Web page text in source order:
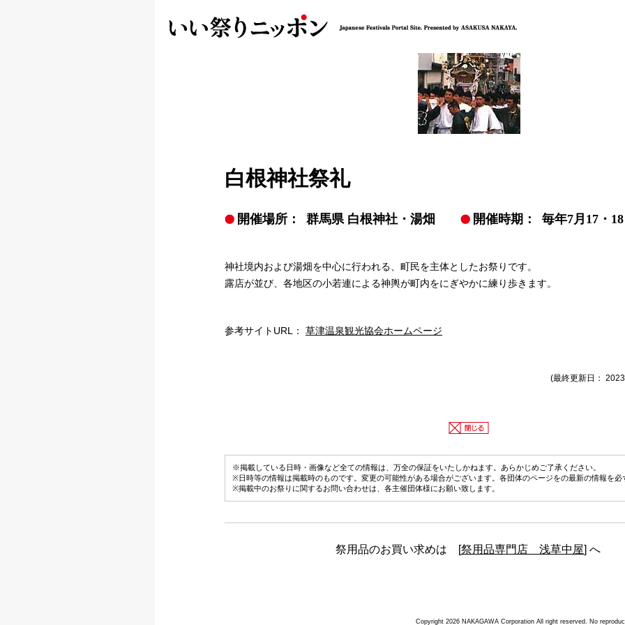
白根神社祭礼
開催場所： 群馬県 白根神社・湯畑 開催時期： 毎年7月17・
神社境内および湯畑を中心に行われる、町民を主体としたお祭りです。
露店が並び、各地区の小若連による神輿が町内をにぎやかに練り歩きます。
参考サイトURL： 草津温泉観光協会ホームページ
(最終更新日：
※掲載している日時・画像など全ての情報は、万全の保証をいたしかねます。あらかじめご了承ください。
※日時等の情報は掲載時のものです。変更の可能性がある場合がございます。各団体のページをの最新の情報を必
※掲載中のお祭りに関するお問い合わせは、各主催団体様にお願い致します。
祭用品のお買い求めは [祭用品専門店 浅草中屋] へ
Copyright 2026 NAKAGAWA Corporation All right reserved. No